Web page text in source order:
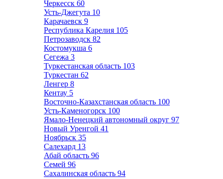
Черкесск 60
Усть-Джегута 10
Карачаевск 9
Республика Карелия 105
Петрозаводск 82
Костомукша 6
Сегежа 3
Туркестанская область 103
Туркестан 62
Ленгер 8
Кентау 5
Восточно-Казахстанская область 100
Усть-Каменогорск 100
Ямало-Ненецкий автономный округ 97
Новый Уренгой 41
Ноябрьск 35
Салехард 13
Абай область 96
Семей 96
Сахалинская область 94